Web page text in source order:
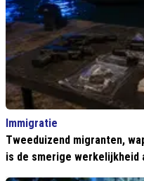
Immigratie
Tweeduizend migranten,
is de smerige werkelijkheid